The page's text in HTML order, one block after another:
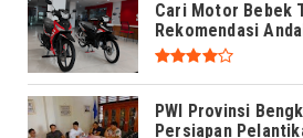
Cari Motor Bebek
Rekomendasi
PWI Provinsi
Persiapan